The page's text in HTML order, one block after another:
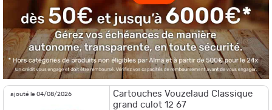
ajouté le 04/08/2026
Cartouches Vouzelaud Classique
grand culot 12 67